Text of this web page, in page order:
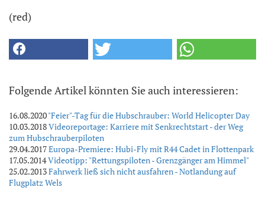
(red)
Folgende Artikel könnten Sie auch interessieren:
16.08.2020"Feier"-Tag für die Hubschrauber: World Helicopter Day
10.03.2018Videoreportage: Karriere mit Senkrechtstart - der Weg
zum Hubschrauberpiloten
29.04.2017Europa-Premiere: Hubi-Fly mit R44 Cadet in Flottenpark
17.05.2014Videotipp: "Rettungspiloten - Grenzgänger am Himmel"
25.02.2013Fahrwerk ließ sich nicht ausfahren - Notlandung auf
Flugplatz Wels